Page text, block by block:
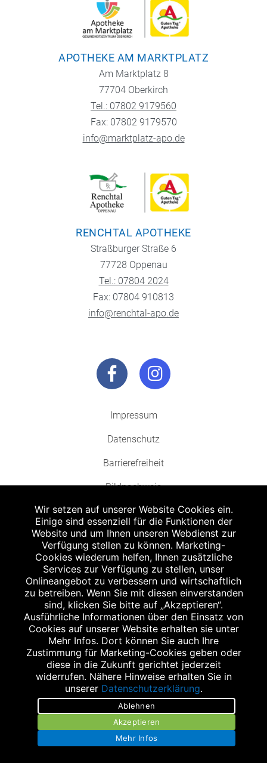
APOTHEKE AM MARKTPLATZ
Am Marktplatz 8
77704 Oberkirch
Tel.: 07802 9179560
Fax: 07802 9179570
info@marktplatz-apo.de
RENCHTAL APOTHEKE
Straßburger Straße 6
77728 Oppenau
Tel.: 07804 2024
Fax: 07804 910813
info@renchtal-apo.de
Impressum
Datenschutz
Barrierefreiheit
Bildnachweis
Abgabe in haushaltsüblichen Mengen, solange der Vorrat reicht. Für Druck-
und Satzfehler keine Haftung.
Zu Risiken und Nebenwirkungen lesen Sie die Packungsbeilage und fragen
Sie Ihren Arzt oder Apotheker.
Angabe nach der deutschen Arzneimitteltaxe Apothekenerstattungspreis
(AEP). Der AEP ist keine unverbindliche Preisempfehlung der Hersteller. Der
AEP ist ein von den Apotheken in Ansatz gebrachter Preis für rezeptfreie
Arzneimittel. Er entspricht in der Höhe dem für Apotheken verbindlichen
Abgabepreis, zu dem eine Apotheke in bestimmten Fällen (z.B. bei Kindern
unter 12 Jahren) das Produkt mit der gesetzlichen Krankenversicherung
abrechnet. Der AEP ist der allgemeine Erstattungspreis im Falle einer
Kostenübernahme durch die gesetzlichen Krankenkassen, vor Abzug eines
Zwangsrabattes (zur Zeit 5%) nach §130 Abs. 1 SGB V.
Unverbindliche Preisempfehlung des Herstellers (UVP).
powered by apovena.de
Wir setzen auf unserer Website Cookies ein.
Einige sind essenziell für die Funktionen der
Website und um Ihnen unseren Webdienst zur
Verfügung stellen zu können. Marketing-
Cookies wiederum helfen, Ihnen zusätzliche
Services zur Verfügung zu stellen, unser
Onlineangebot zu verbessern und wirtschaftlich
zu betreiben. Wenn Sie mit diesen einverstanden
sind, klicken Sie bitte auf „Akzeptieren“.
Ausführliche Informationen über den Einsatz von
Cookies auf unserer Website erhalten sie unter
Mehr Infos. Dort können Sie auch Ihre
Zustimmung für Marketing-Cookies geben oder
diese in die Zukunft gerichtet jederzeit
widerrufen. Nähere Hinweise erhalten Sie in
unserer Datenschutzerklärung.
Ablehnen
Akzeptieren
Mehr Infos